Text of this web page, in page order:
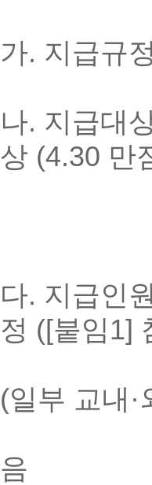
가. 지급규
나. 지급대
상 (4.30 만
※ 가계
※ 학점
다. 지급인
정 ([붙임1]
(일부 교내
음